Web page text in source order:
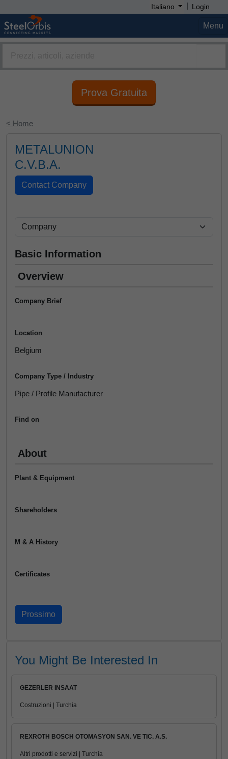
Italiano | Login
Menu
Prova Gratuita
< Home
METALUNION
C.V.B.A.
Basic Information
Overview
Company Brief
Location
Belgium
Company Type / Industry
Pipe / Profile Manufacturer
Find on
About
Plant & Equipment
Shareholders
M & A History
Certificates
You Might Be Interested In
GEZERLER INSAAT
Costruzioni | Turchia
REXROTH BOSCH OTOMASYON SAN. VE TIC. A.S.
Altri prodotti e servizi | Turchia